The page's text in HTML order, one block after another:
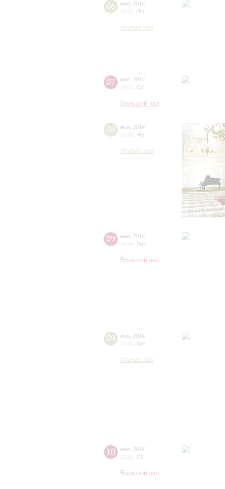
06 мая 2014
19:00 Вт
Малый зал
07 мая 2014
19:00 Ср
Большой зал
08 мая 2014
19:00 Чт
Малый зал
09 мая 2014
19:00 Пт
Большой зал
09 мая 2014
19:00 Пт
Малый зал
10 мая 2014
19:00 Сб
Большой зал